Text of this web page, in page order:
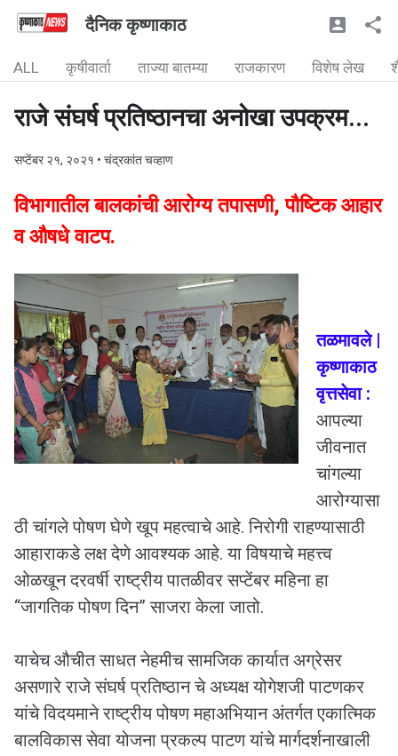
दैनिक कृष्णाकाठ
ALL कृषीवार्ता ताज्या बातम्या राजकारण विशेष लेख
राजे संघर्ष प्रतिष्ठानचा अनोखा उपक्रम...
सप्टेंबर २१, २०२१ • चंद्रकांत चव्हाण
विभागातील बालकांची आरोग्य तपासणी, पौष्टिक आहार
व औषधे वाटप.
तळमावले |
कृष्णाकाठ
वृत्तसेवा :
आपल्या
जीवनात
चांगल्या
आरोग्यासा
ठी चांगले पोषण घेणे खूप महत्वाचे आहे. निरोगी राहण्यासाठी
आहाराकडे लक्ष देणे आवश्यक आहे. या विषयाचे महत्त्व
ओळखून दरवर्षी राष्ट्रीय पातळीवर सप्टेंबर महिना हा
“जागतिक पोषण दिन” साजरा केला जातो.
याचेच औचीत साधत नेहमीच सामजिक कार्यात अग्रेसर
असणारे राजे संघर्ष प्रतिष्ठान चे अध्यक्ष योगेशजी पाटणकर
यांचे विदयमाने राष्ट्रीय पोषण महाअभियान अंतर्गत एकात्मिक
बालविकास सेवा योजना प्रकल्प पाटण यांचे मार्गदर्शनाखाली